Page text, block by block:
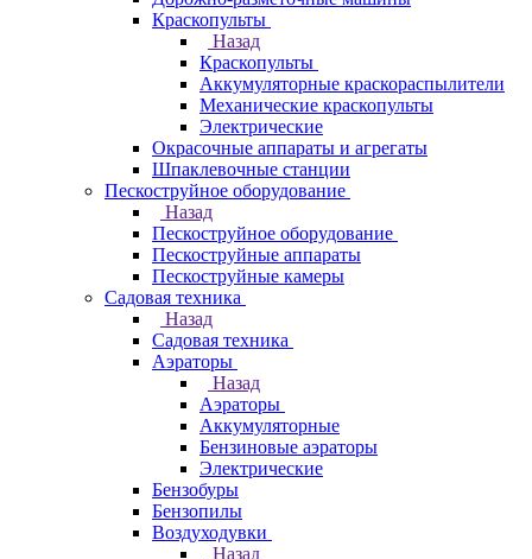
Краскопульты
Назад
Краскопульты
Аккумуляторные краскораспылители
Механические краскопульты
Электрические
Окрасочные аппараты и агрегаты
Шпаклевочные станции
Пескоструйное оборудование
Назад
Пескоструйное оборудование
Пескоструйные аппараты
Пескоструйные камеры
Садовая техника
Назад
Садовая техника
Аэраторы
Назад
Аэраторы
Аккумуляторные
Бензиновые аэраторы
Электрические
Бензобуры
Бензопилы
Воздуходувки
Назад